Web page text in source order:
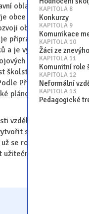
oblasti rozvoje
obce a slaďuje
obce. Je také
připravenost obce k
a je východiskem
záležitostech.
školství, navazuje na
Příručky pro
plánování rozvoje
vzdělávání
samostatnou
se rozhodne
z mnoha
KAPITOLA 8
Konkurzy
KAPITOLA 9
Komunikace
KAPITOLA 10
Žáci ze
KAPITOLA 11
Komunitní role
KAPITOLA 12
Neformální
KAPITOLA 13
Pedagogické